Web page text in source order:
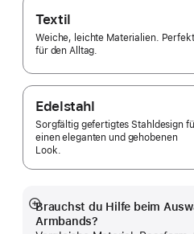
Textil
Weiche, leichte Materialien. Perfekt
für den Alltag.
Edelstahl
Sorgfältig gefertigtes Stahldesign
einen eleganten und gehobenen
Look.
Brauchst du Hilfe beim
Armbands?
Mehr
anzeigen